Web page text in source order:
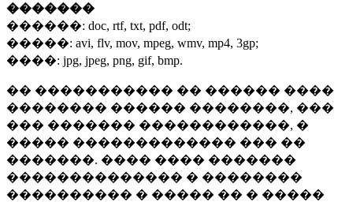
�������
������: doc, rtf, txt, pdf, odt;
�����: avi, flv, mov, mpeg, wmv, mp4, 3gp;
����: jpg, jpeg, png, gif, bmp.
�� ����������� �� ������ ����
�������� ������ ��������, ���
��� ������� ������������, �
����� ������������� ��� ��
�������. ���� ���� �������
�������������� � ��������
���������� � ����� �� � �����